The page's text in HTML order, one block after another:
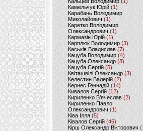
Камельчук Юрій (1)
Карабань Володимир
Миколайович (1)
Каретко Володимир
Олександрович (1)
Кармазін Юрій(1)
Карплюк Володимир(3)
Каськів Владислав (7)
Кацуба Володимир (4)
Кацуба Олександр (8)
Кацуба Сергій (5)
Квіташвілі Олександр(3)
Келестин Валерій(2)
Кернес Геннадій (14)
Кивалов Сергій (12)
Кириленко В’ячеслав (2)
Кириленко Павло
Олександрович (1)
Ківа Ілля (5)
Ківалов Сергій(46)
Кірш Олександр Вікторович